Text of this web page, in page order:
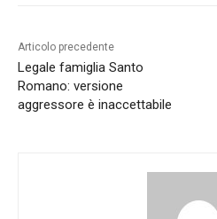
Articolo precedente
Legale famiglia Santo
Romano: versione
aggressore è inaccettabile